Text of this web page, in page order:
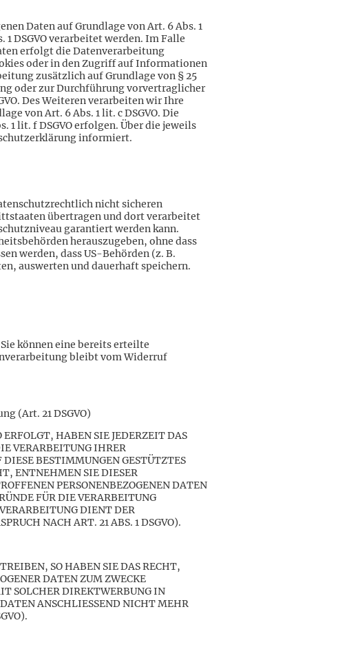
Daten auf Grundlage von Art. 6 Abs. 1
1 DSGVO verarbeitet werden. Im Falle
erfolgt die Datenverarbeitung
oder in den Zugriff auf Informationen
zusätzlich auf Grundlage von § 25
oder zur Durchführung vorvertraglicher
Des Weiteren verarbeiten wir Ihre
von Art. 6 Abs. 1 lit. c DSGVO. Die
1 lit. f DSGVO erfolgen. Über die jeweils
informiert.
nicht sicheren
übertragen und dort verarbeitet
garantiert werden kann.
herauszugeben, ohne dass
werden, dass US-Behörden (z. B.
auswerten und dauerhaft speichern.
können eine bereits erteilte
bleibt vom Widerruf
(Art. 21 DSGVO)
HABEN SIE JEDERZEIT DAS
VERARBEITUNG IHRER
BESTIMMUNGEN GESTÜTZTES
ENTNEHMEN SIE DIESER
PERSONENBEZOGENEN DATEN
FÜR DIE VERARBEITUNG
DIENT DER
NACH ART. 21 ABS. 1 DSGVO).
SO HABEN SIE DAS RECHT,
DATEN ZUM ZWECKE
SOLCHER DIREKTWERBUNG IN
ANSCHLIESSEND NICHT MEHR